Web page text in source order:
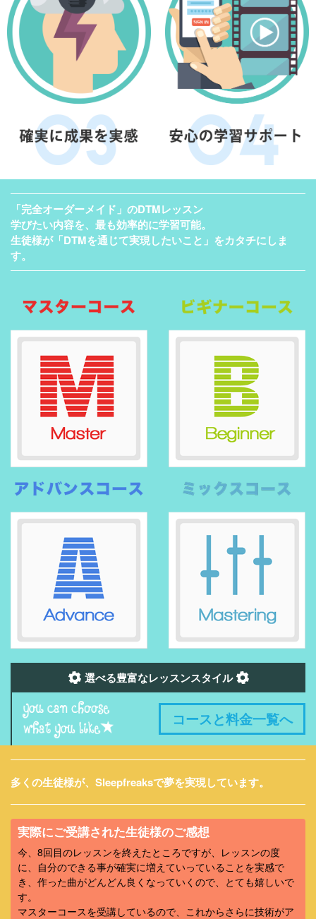
「完全オーダーメイド」のDTMレッスン
学びたい内容を、最も効率的に学習可能。
生徒様が「DTMを通じて実現したいこと」をカタチにしま
す。
選べる豊富なレッスンスタイル
コースと料金一覧へ
多くの生徒様が、Sleepfreaksで夢を実現しています。
実際にご受講された生徒様のご感想
今、8回目のレッスンを終えたところですが、レッスンの度
に、自分のできる事が確実に増えていっていることを実感で
き、作った曲がどんどん良くなっていくので、とても嬉しいで
す。
マスターコースを受講しているので、これからさらに技術がア